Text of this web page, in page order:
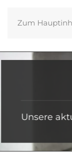
Zum
Unsere